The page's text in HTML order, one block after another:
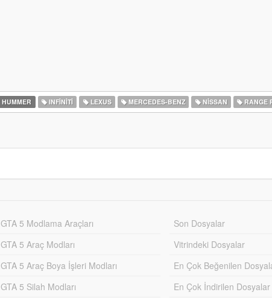
HUMMER INFINITI LEXUS MERCEDES-BENZ NISSAN RANGE
GTA 5 Modlama Araçları
GTA 5 Araç Modları
GTA 5 Araç Boya İşleri Modları
GTA 5 Silah Modları
Son Dosyalar
Vitrindeki Dosyalar
En Çok Beğenilen
En Çok İndirilen Dosyalar